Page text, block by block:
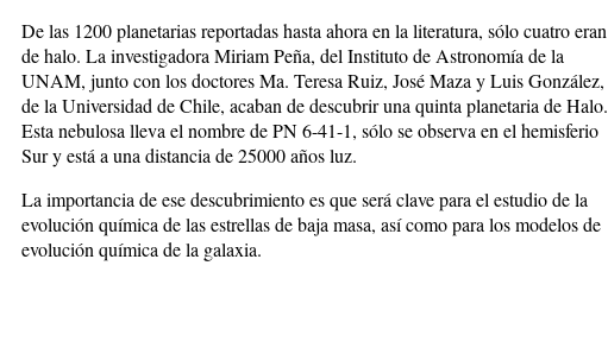
De las 1200 planetarias reportadas hasta ahora en la literatura, sólo cuatro eran
de halo. La investigadora Miriam Peña, del Instituto de Astronomía de la
UNAM, junto con los doctores Ma. Teresa Ruiz, José Maza y Luis González,
de la Universidad de Chile, acaban de descubrir una quinta planetaria de Halo.
Esta nebulosa lleva el nombre de PN 6-41-1, sólo se observa en el hemisferio
Sur y está a una distancia de 25000 años luz.
La importancia de ese descubrimiento es que será clave para el estudio de la
evolución química de las estrellas de baja masa, así como para los modelos de
evolución química de la galaxia.